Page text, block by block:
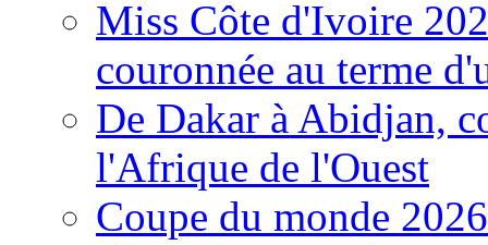
Miss Côte d'Ivoire
couronnée au terme
De Dakar à Abidjan,
l'Afrique de l'Ouest
Coupe du monde